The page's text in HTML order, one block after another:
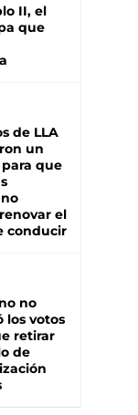
II, el
que
de LLA
un
que
el
conducir
no
los votos
retirar
de